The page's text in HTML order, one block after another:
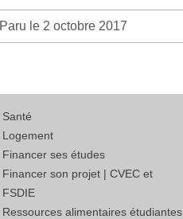
Paru le 2 octobre 2017
Santé
Logement
Financer ses études
Financer son projet | CVEC et
FSDIE
Ressources alimentaires étudiantes